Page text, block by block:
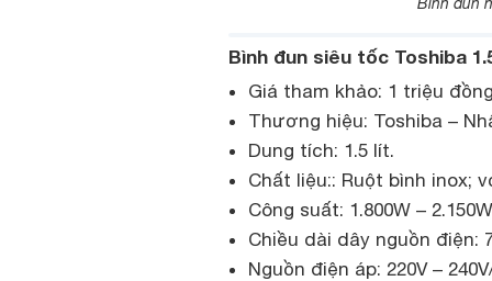
Bình đun siêu tốc Toshiba
Giá tham khảo: 1 triệu
Thương hiệu: Toshiba –
Dung tích: 1.5 lít.
Chất liệu:: Ruột bình inox;
Công suất: 1.800W –
Chiều dài dây nguồn điện:
Nguồn điện áp: 220V –